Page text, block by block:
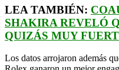
LEA TAMBIÉN:
SHAKIRA REVELÓ
QUIZÁS MUY
Los datos arrojaron además